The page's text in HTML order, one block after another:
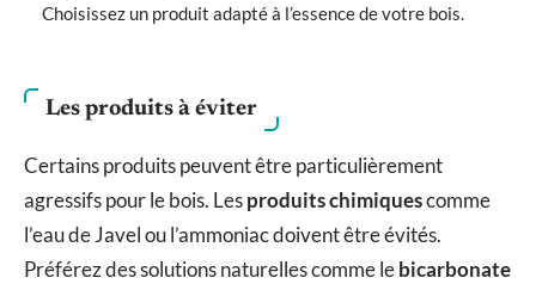
Choisissez un produit adapté à l’essence de votre bois.
Les produits à éviter
Certains produits peuvent être particulièrement
agressifs pour le bois. Lesproduits chimiquescomme
l’eau de Javel ou l’ammoniac doivent être évités.
Préférez des solutions naturelles comme lebicarbonate